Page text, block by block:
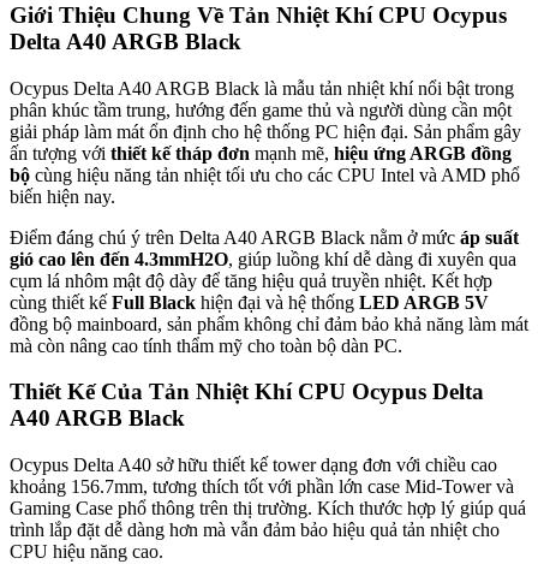
Giới Thiệu Chung Về Tản Nhiệt Khí CPU Ocypus
Delta A40 ARGB Black
Ocypus Delta A40 ARGB Black là mẫu tản nhiệt khí nổi bật trong
phân khúc tầm trung, hướng đến game thủ và người dùng cần một
giải pháp làm mát ổn định cho hệ thống PC hiện đại. Sản phẩm gây
ấn tượng với thiết kế tháp đơn mạnh mẽ, hiệu ứng ARGB đồng
bộ cùng hiệu năng tản nhiệt tối ưu cho các CPU Intel và AMD phổ
biến hiện nay.
Điểm đáng chú ý trên Delta A40 ARGB Black nằm ở mức áp suất
gió cao lên đến 4.3mmH2O, giúp luồng khí dễ dàng đi xuyên qua
cụm lá nhôm mật độ dày để tăng hiệu quả truyền nhiệt. Kết hợp
cùng thiết kế Full Black hiện đại và hệ thống LED ARGB 5V
đồng bộ mainboard, sản phẩm không chỉ đảm bảo khả năng làm mát
mà còn nâng cao tính thẩm mỹ cho toàn bộ dàn PC.
Thiết Kế Của Tản Nhiệt Khí CPU Ocypus Delta
A40 ARGB Black
Ocypus Delta A40 sở hữu thiết kế tower dạng đơn với chiều cao
khoảng 156.7mm, tương thích tốt với phần lớn case Mid-Tower và
Gaming Case phổ thông trên thị trường. Kích thước hợp lý giúp quá
trình lắp đặt dễ dàng hơn mà vẫn đảm bảo hiệu quả tản nhiệt cho
CPU hiệu năng cao.